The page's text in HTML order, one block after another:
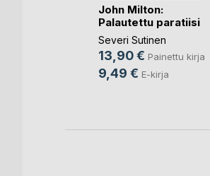
John Milton:
Palautettu paratiisi
Severi Sutinen
13,90 € Painettu kirja
9,49 € E-kirja